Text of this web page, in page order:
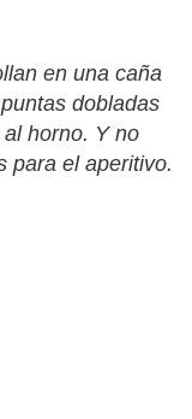
en una caña
dobladas
horno. Y no
para el aperitivo.